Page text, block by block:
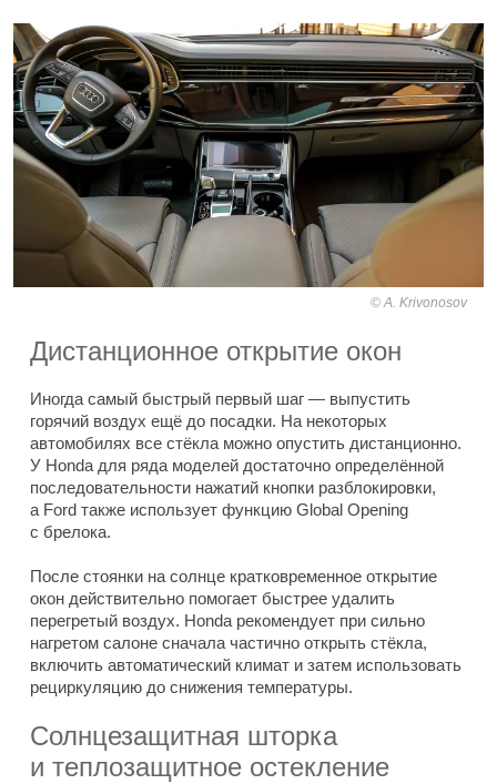
A. Krivonosov
Дистанционное открытие окон
Иногда самый быстрый первый шаг — выпустить
горячий воздух ещё до посадки. На некоторых
автомобилях все стёкла можно опустить дистанционно.
У Honda для ряда моделей достаточно определённой
последовательности нажатий кнопки разблокировки,
а Ford также использует функцию Global Opening
с брелока.
После стоянки на солнце кратковременное открытие
окон действительно помогает быстрее удалить
перегретый воздух. Honda рекомендует при сильно
нагретом салоне сначала частично открыть стёкла,
включить автоматический климат и затем использовать
рециркуляцию до снижения температуры.
Солнцезащитная шторка
и теплозащитное остекление